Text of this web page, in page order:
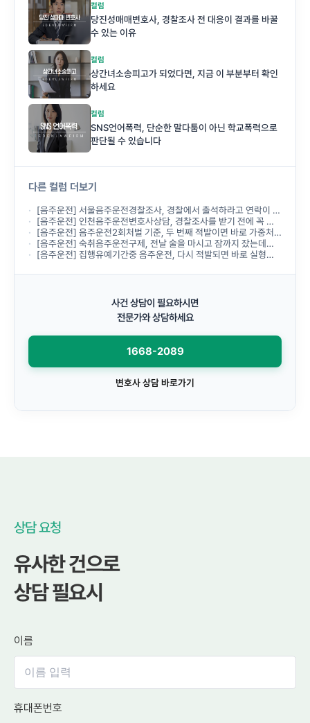
컬럼
당진성매매변호사, 경찰조사 전 대응이 결과를 바꿀
수 있는 이유
컬럼
상간녀소송피고가 되었다면, 지금 이 부분부터 확인
하세요
컬럼
SNS언어폭력, 단순한 말다툼이 아닌 학교폭력으로
판단될 수 있습니다
다른 컬럼 더보기
[음주운전] 서울음주운전경찰조사, 경찰에서 출석하라고 연락이 왔는데 무엇부터 준비해야 하나요?
[음주운전] 인천음주운전변호사상담, 경찰조사를 받기 전에 꼭 받아야 하나요?
[음주운전] 음주운전2회처벌 기준, 두 번째 적발이면 바로 가중처벌되나요?
[음주운전] 숙취음주운전구제, 전날 술을 마시고 잠까지 잤는데도 음주운전으로 처벌되나요?
[음주운전] 집행유예기간중 음주운전, 다시 적발되면 바로 실형이 선고되나요?
사건 상담이 필요하시면
전문가와 상담하세요
1668-2089
변호사 상담 바로가기
상담 요청
유사한 건으로
상담 필요시
이름
휴대폰번호